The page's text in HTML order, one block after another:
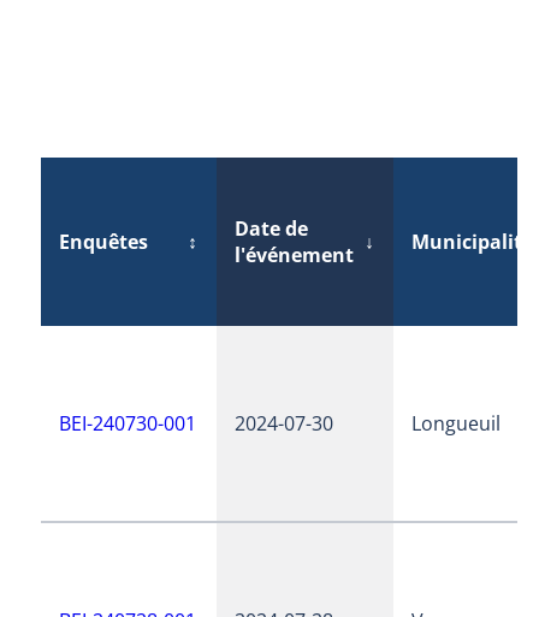
Enquêtes ↕
Date de
l'événement ↓ Municipalité
BEI-240730-001 2024-07-30 Longueuil